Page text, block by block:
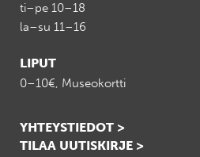
ti–pe 10–18
la–su 11–16
LIPUT
0–10€, Museokortti
YHTEYSTIEDOT >
TILAA UUTISKIRJE >